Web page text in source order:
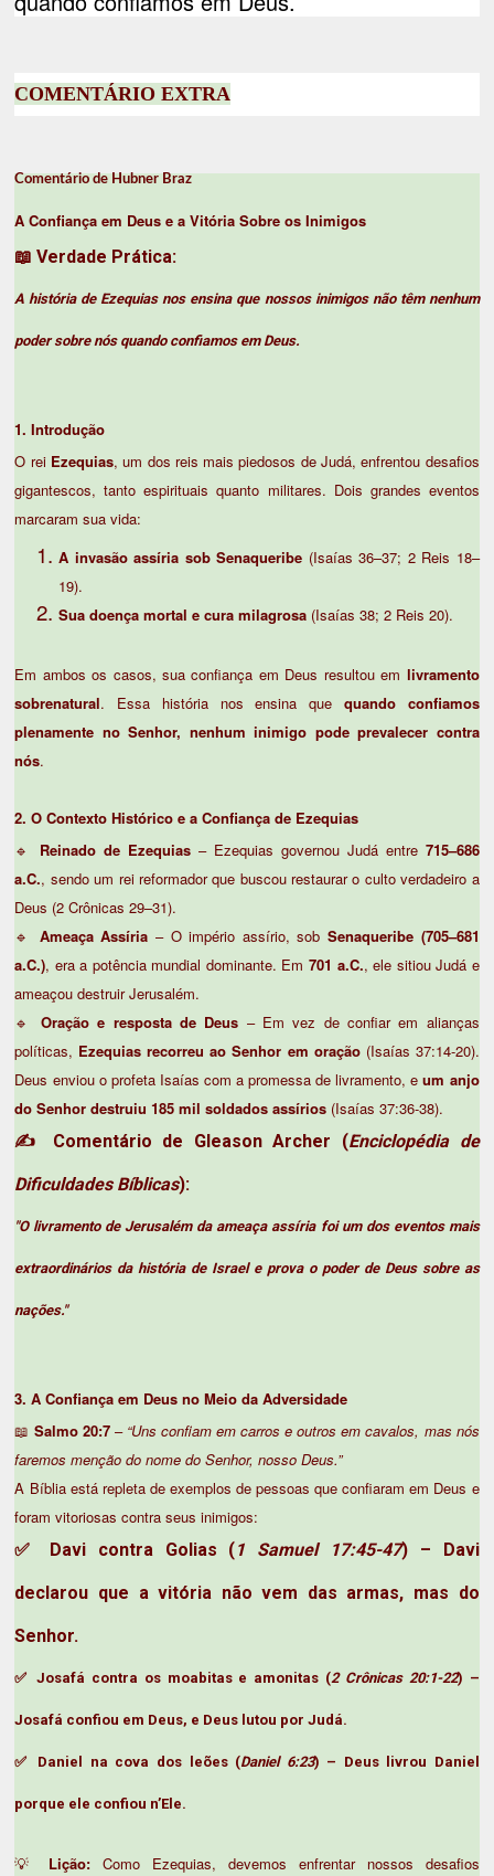
COMENTÁRIO EXTRA
Comentário de Hubner Braz
A Confiança em Deus e a Vitória Sobre os Inimigos
📖Verdade Prática:
A história de Ezequias nos ensina que nossos inimigos não têm nenhum
poder sobre nós quando confiamos em Deus.
1. Introdução
O rei Ezequias, um dos reis mais piedosos de Judá, enfrentou desafios
gigantescos, tanto espirituais quanto militares. Dois grandes eventos
marcaram sua vida:
A invasão assíria sob Senaqueribe (Isaías 36–37; 2 Reis 18–
19).
Sua doença mortal e cura milagrosa (Isaías 38; 2 Reis 20).
Em ambos os casos, sua confiança em Deus resultou em livramento
sobrenatural. Essa história nos ensina que quando confiamos
plenamente no Senhor, nenhum inimigo pode prevalecer contra
nós.
2. O Contexto Histórico e a Confiança de Ezequias
🔹 Reinado de Ezequias – Ezequias governou Judá entre 715–686
a.C., sendo um rei reformador que buscou restaurar o culto verdadeiro a
Deus (2 Crônicas 29–31).
🔹 Ameaça Assíria – O império assírio, sob Senaqueribe (705–681
a.C.), era a potência mundial dominante. Em701 a.C., ele sitiou Judá e
ameaçou destruir Jerusalém.
🔹Oração e resposta de Deus – Em vez de confiar em alianças
políticas, Ezequias recorreu ao Senhor em oração(Isaías 37:14-20).
Deus enviou o profeta Isaías com a promessa de livramento, eum anjo
do Senhor destruiu 185 mil soldados assírios (Isaías 37:36-38).
✍ Comentário de Gleason Archer (Enciclopédia de
Dificuldades Bíblicas):
"O livramento de Jerusalém da ameaça assíria foi um dos eventos mais
extraordinários da história de Israel e prova o poder de Deus sobre as
nações."
3. A Confiança em Deus no Meio da Adversidade
📖 Salmo 20:7– “Uns confiam em carros e outros em cavalos, mas nós
faremos menção do nome do Senhor, nosso Deus.”
A Bíblia está repleta de exemplos de pessoas que confiaram em Deus e
foram vitoriosas contra seus inimigos:
✅ Davi contra Golias (1 Samuel 17:45-47) – Davi
declarou que a vitória não vem das armas, mas do
Senhor.
✅Josafá contra os moabitas e amonitas (2 Crônicas 20:1-22) –
Josafá confiou em Deus, e Deus lutou por Judá.
✅ Daniel na cova dos leões(Daniel 6:23) – Deus livrou Daniel
porque ele confiou n’Ele.
💡 Lição: Como Ezequias, devemos enfrentar nossos desafios